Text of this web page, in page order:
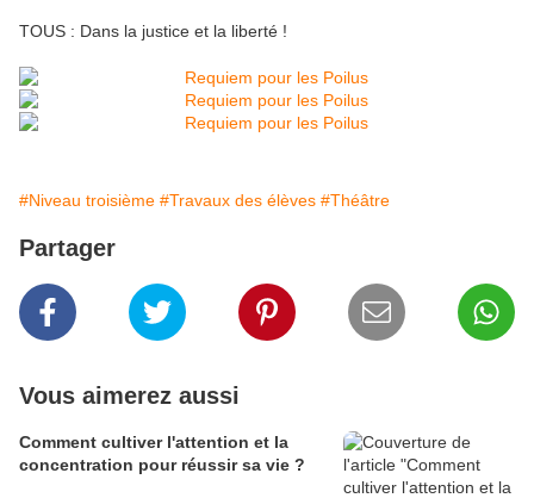
TOUS : Dans la justice et la liberté !
#Niveau troisième #Travaux des élèves #Théâtre
Partager
Vous aimerez aussi
Comment cultiver l'attention et la
concentration pour réussir sa vie ?